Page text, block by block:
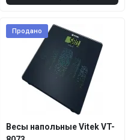
Продано
Весы напольные Vitek VT-